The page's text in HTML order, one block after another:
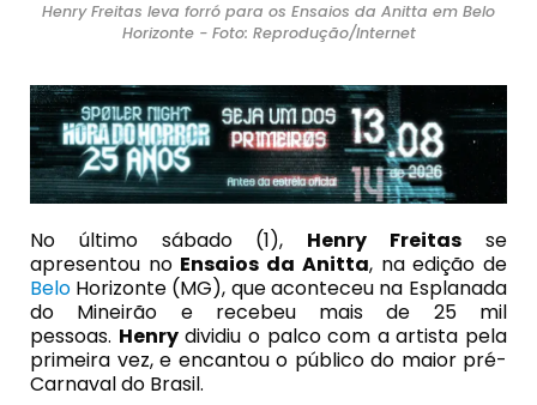
Henry Freitas leva forró para os Ensaios da Anitta em Belo
Horizonte - Foto: Reprodução/Internet
No último sábado (1), Henry Freitas se
apresentou no Ensaios da Anitta, na edição de
Belo Horizonte (MG), que aconteceu na Esplanada
do Mineirão e recebeu mais de 25 mil
pessoas. Henrydividiu o palco com a artista pela
primeira vez, e encantou o público do maior pré-
Carnaval do Brasil.